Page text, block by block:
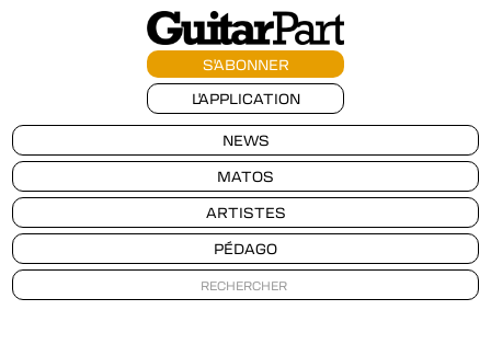
S'ABONNER
L'APPLICATION
NEWS
MATOS
ARTISTES
PÉDAGO